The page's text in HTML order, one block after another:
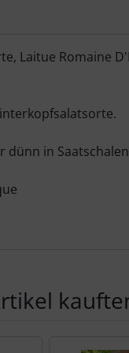
Laitue Romaine
in